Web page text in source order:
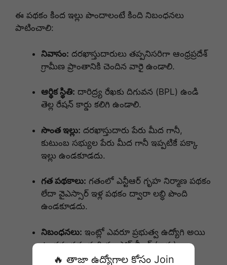
ఈ పథకం కింద ఇల్లు పొందాలంటే కింది నిబంధనలు
పాటించాలి:
నివాసం: దరఖాస్తుదారులు తప్పనిసరిగా ఆంధ్రప్రదేశ్
గ్రామీణ ప్రాంతానికి చెందిన వారై ఉండాలి.
ఆర్థిక స్థితి: దారిద్ర్య రేఖకు దిగువన (BPL) ఉండి
తెల్ల రేషన్ కార్డు కలిగి ఉండాలి.
సొంత ఇల్లు: దరఖాస్తుదారు పేరు మీద గానీ,
కుటుంబ సభ్యుల పేరు మీద గానీ ఇప్పటికే పక్కా
ఇల్లు ఉండకూడదు.
గత పథకాలు: గతంలో ఎన్టీఆర్ గృహ నిర్మాణ పథకం
లేదా వైఎస్సార్ ఇళ్ల పథకం ద్వారా లబ్ధి పొంది
ఉండకూడదు.
నిబంధనలు: ఇంట్లో ఎవరూ ప్రభుత్వ ఉద్యోగి అయి
ఉండకూడదు మరియు ఫోర్ వీలర్ (కారు)
ఉండకూడదు.
🔥 తాజా ఉద్యోగాల కోసం Join